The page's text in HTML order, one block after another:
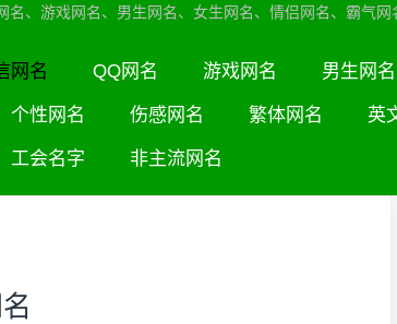
、游戏网名、男生网名、女生网名、情侣网名、霸气网
网名 QQ网名 游戏网名 男生网名
个性网名 伤感网名 繁体网名 英
工会名字 非主流网名